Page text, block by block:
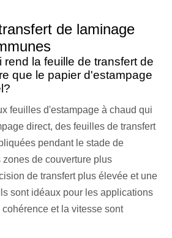
de laminage
rend la feuille de transfert de
que le papier d'estampage
feuilles d'estampage à chaud qui
direct, des feuilles de transfert
pendant le stade de
zones de couverture plus
de transfert plus élevée et une
sont idéaux pour les applications
et la vitesse sont